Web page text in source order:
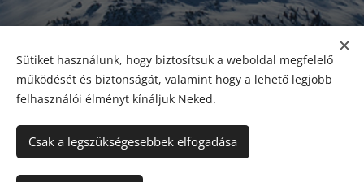
Sütiket használunk, hogy biztosítsuk a weboldal megfelelő
működését és biztonságát, valamint hogy a lehető legjobb
felhasználói élményt kínáljuk Neked.
Csak a legszükségesebbek elfogadása